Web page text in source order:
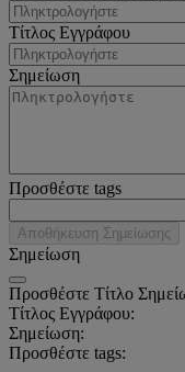
Τίτλος Εγγράφου
Σημείωση
Προσθέστε tags
Αποθήκευση Σημείωσης
Σημείωση
Προσθέστε Τίτλο
Τίτλος Εγγράφου:
Σημείωση:
Προσθέστε tags: